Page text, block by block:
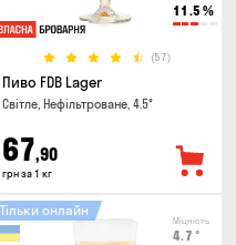
11.5 %
(57)
Пиво FDB Lager
Світле, Нефільтроване, 4.5°
67,90
грн за 1 кг
Міцність
4.7 °
Тільки онлайн